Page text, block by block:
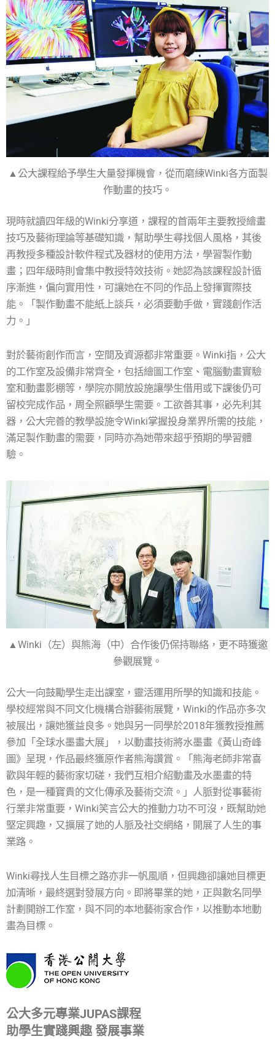
▲公大課程給予學生大量發揮機會，從而磨練Winki各方面製
作動畫的技巧。
現時就讀四年級的Winki分享道，課程的首兩年主要教授繪畫
技巧及藝術理論等基礎知識，幫助學生尋找個人風格，其後
再教授多種設計軟件程式及器材的使用方法，學習製作動
畫；四年級時則會集中教授特效技術。她認為該課程設計循
序漸進，偏向實用性，可讓她在不同的作品上發揮實際技
能。「製作動畫不能紙上談兵，必須要動手做，實踐創作活
力。」
對於藝術創作而言，空間及資源都非常重要。Winki指，公大
的工作室及設備非常齊全，包括繪圖工作室、電腦動畫實驗
室和動畫影棚等，學院亦開放設施讓學生借用或下課後仍可
留校完成作品，周全照顧學生需要。工欲善其事，必先利其
器，公大完善的教學設施令Winki掌握投身業界所需的技能，
滿足製作動畫的需要，同時亦為她帶來超乎預期的學習體
驗。
▲Winki（左）與熊海（中）合作後仍保持聯絡，更不時獲邀
參觀展覽。
公大一向鼓勵學生走出課室，靈活運用所學的知識和技能。
學校經常與不同文化機構合辦藝術展覽，Winki的作品亦多次
被展出，讓她獲益良多。她與另一同學於2018年獲教授推薦
參加「全球水墨畫大展」，以動畫技術將水墨畫《黃山奇峰
圖》呈現，作品最終獲原作者熊海讚賞。「熊海老師非常喜
歡與年輕的藝術家切磋，我們互相介紹動畫及水墨畫的特
色，是一種寶貴的文化傳承及藝術交流。」人脈對從事藝術
行業非常重要，Winki笑言公大的推動力功不可沒，既幫助她
堅定興趣，又擴展了她的人脈及社交網絡，開展了人生的事
業路。
Winki尋找人生目標之路亦非一帆風順，但興趣卻讓她目標更
加清晰，最終選對發展方向。即將畢業的她，正與數名同學
計劃開辦工作室，與不同的本地藝術家合作，以推動本地動
畫為目標。
公大多元專業JUPAS課程
助學生實踐興趣 發展事業